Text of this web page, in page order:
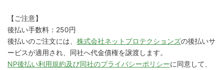
【ご注意】
後払い手数料：250円
後払いのご注文には、 株式会社ネットプロテクションズの後払いサ
ービスが適用され、同社へ代金債権を譲渡します。
NP後払い利用規約及び同社のプライバシーポリシーに同意して、